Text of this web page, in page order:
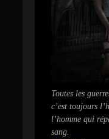
Toutes les
c’est toujours
l’homme qui
sang.